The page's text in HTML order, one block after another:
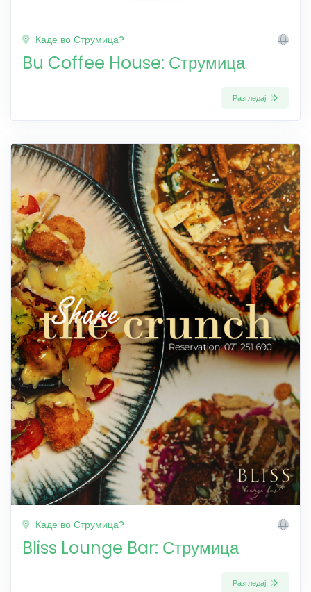
Каде во Струмица?
Bu Coffee House: Струмица
Разгледај
Каде во Струмица?
Bliss Lounge Bar: Струмица
Разгледај